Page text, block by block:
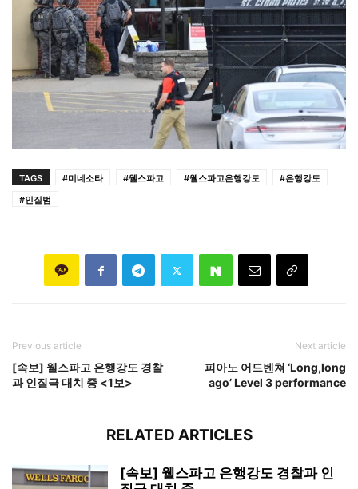
TAGS #미네소타 #웰스파고 #웰스파고은행강도
#은행강도
#인질범
Previous article
[속보] 웰스파고 은행강도 경찰
과 인질극 대치 중 <1보>
Next article
피아노 어드벤쳐 ‘Long,long
ago’ Level 3 performance
RELATED ARTICLES
[속보] 웰스파고 은행강도 경찰과 인